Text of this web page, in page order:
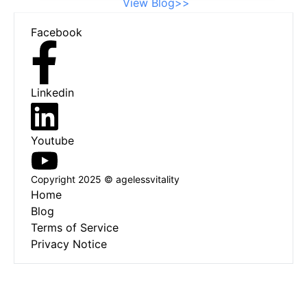
hoặc gối êm. Điều này không chỉ thêm
chiều sâu về thẩm mỹ mà còn thúc đẩy
sự thư giãn. Sắp xếp cẩn thận các vật
liệu vải có thể nâng cao trải nghiệm xúc
của bạn. Những suy nghĩ cuối cùng Tạo
ra một phòng khách yên bình không chỉ
là vấn đề thẩm mỹ; nó phản ánh phong
cách cá nhân của bạn trong khi thúc
đẩy sự thư giãn. Với bảng màu phù hợp,
các yếu tố tự nhiên, bố trí đồ nội thất
có suy nghĩ và những điểm nhấn cá
nhân, bạn có thể biến không gian sống
của mình thành một nơi trú ẩn ấm áp và
View Blog>>
Facebook
Linkedin
Youtube
Copyright 2025 © agelessvitality
Home
Blog
Terms of Service
Privacy Notice